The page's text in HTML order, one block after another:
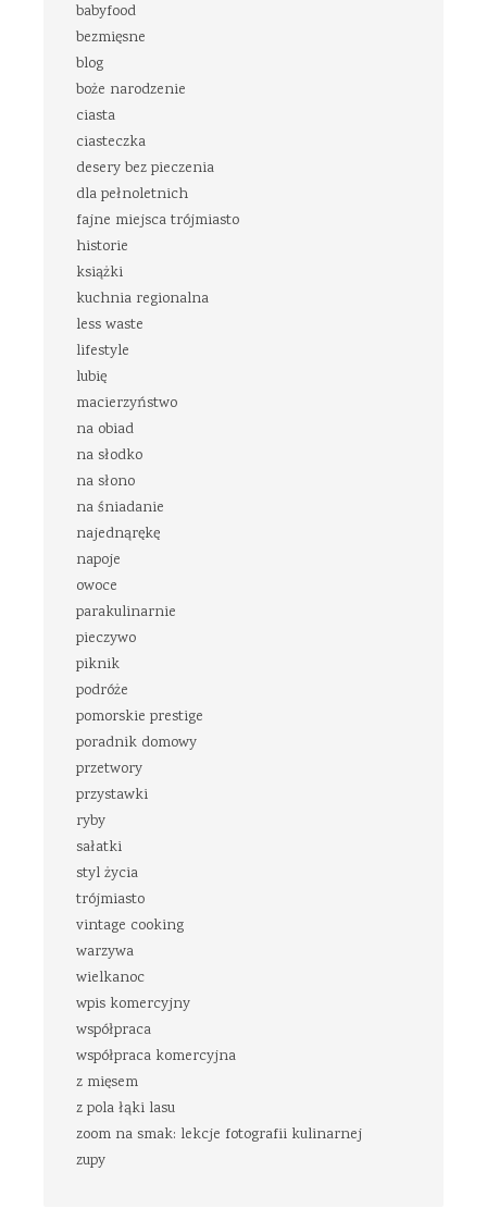
babyfood
bezmięsne
blog
boże narodzenie
ciasta
ciasteczka
desery bez pieczenia
dla pełnoletnich
fajne miejsca trójmiasto
historie
książki
kuchnia regionalna
less waste
lifestyle
lubię
macierzyństwo
na obiad
na słodko
na słono
na śniadanie
najednąrękę
napoje
owoce
parakulinarnie
pieczywo
piknik
podróże
pomorskie prestige
poradnik domowy
przetwory
przystawki
ryby
sałatki
styl życia
trójmiasto
vintage cooking
warzywa
wielkanoc
wpis komercyjny
współpraca
współpraca komercyjna
z mięsem
z pola łąki lasu
zoom na smak: lekcje fotografii kulinarnej
zupy